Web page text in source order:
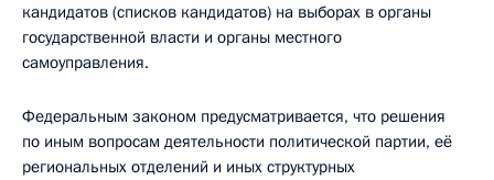
кандидатов (списков кандидатов) на выборах в органы
государственной власти и органы местного
самоуправления.
Федеральным законом предусматривается, что решения
по иным вопросам деятельности политической партии, её
региональных отделений и иных структурных